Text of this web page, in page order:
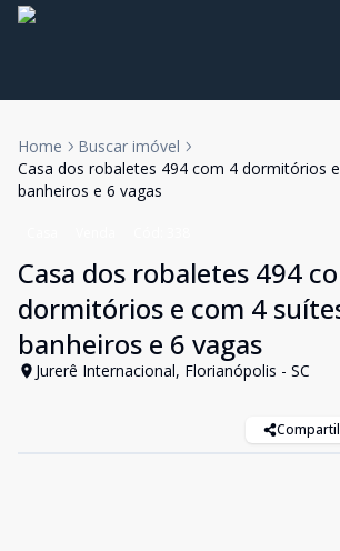
Home
Buscar imóvel
Casa dos robaletes 494 com 4 dormitórios
banheiros e 6 vagas
Casa dos robaletes 494
dormitórios e com 4
banheiros e 6 vagas
Jurerê Internacional, Florianópolis - SC